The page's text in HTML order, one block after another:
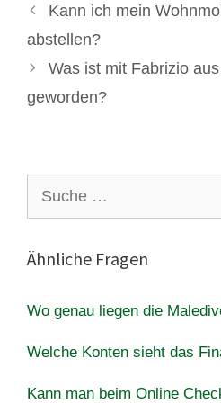
Kann ich mein
abstellen?
Was ist mit Fabrizio
geworden?
nach:
Ähnliche Fragen
Wo genau liegen die
Welche Konten sieht das
Kann man beim Online